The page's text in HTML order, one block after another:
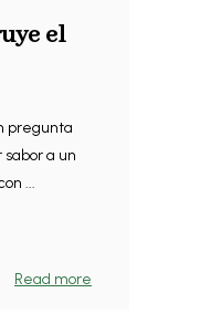
el
pregunta
a un
...
Read more